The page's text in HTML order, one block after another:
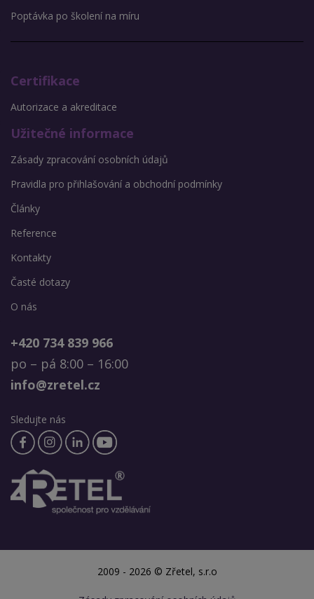
Poptávka po školení na míru
Certifikace
Autorizace a akreditace
Užitečné informace
Zásady zpracování osobních údajů
Pravidla pro přihlašování a obchodní podmínky
Články
Reference
Kontakty
Časté dotazy
O nás
+420 734 839 966
po – pá 8:00 – 16:00
info@zretel.cz
Sledujte nás
2009 - 2026 © Zřetel, s.r.o